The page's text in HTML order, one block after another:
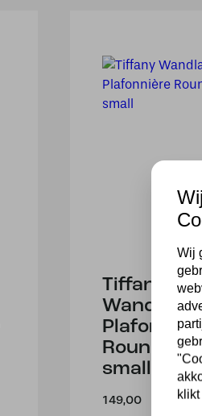
Tiffany
small
149,00
Wij